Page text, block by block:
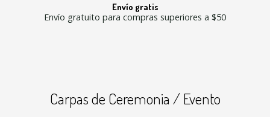
Envío gratis
Envío gratuito para compras superiores a $50
Carpas de Ceremonia / Evento